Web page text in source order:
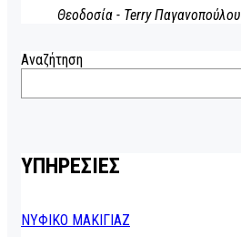
Θεοδοσία - Terry Παγανοπούλου
Αναζήτηση
ΥΠΗΡΕΣΙΕΣ
ΝΥΦΙΚΟ ΜΑΚΙΓΙΑΖ